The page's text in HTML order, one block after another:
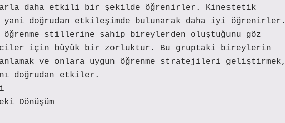
daha etkili bir şekilde öğrenirler. Kinestetik
doğrudan etkileşimde bulunarak daha iyi öğrenirler.
stillerine sahip bireylerden oluştuğunu göz
için büyük bir zorluktur. Bu gruptaki bireylerin
ve onlara uygun öğrenme stratejileri geliştirmek,
doğrudan etkiler.
Dönüşüm